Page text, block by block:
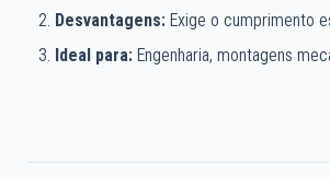
Desvantagens:Exige o cumprimento
Ideal para:Engenharia, montagens